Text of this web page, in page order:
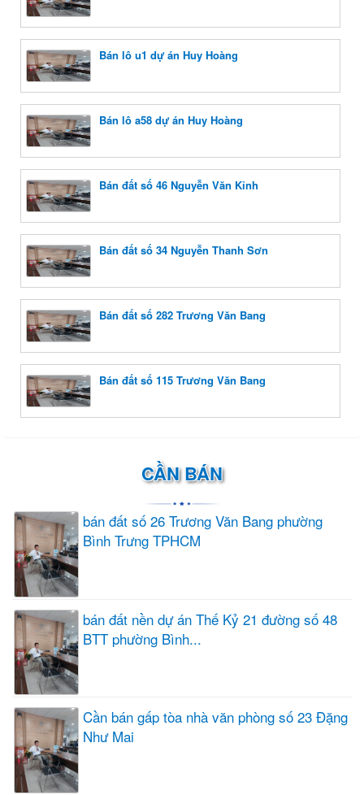
Bán lô u1 dự án Huy Hoàng
Bán lô a58 dự án Huy Hoàng
Bán đất số 46 Nguyễn Văn Kỉnh
Bán đất số 34 Nguyễn Thanh Sơn
Bán đất số 282 Trương Văn Bang
Bán đất số 115 Trương Văn Bang
CẦN BÁN
bán đất số 26 Trương Văn Bang phường
Bình Trưng TPHCM
bán đất nền dự án Thế Kỷ 21 đường số 48
BTT phường Bình...
Cần bán gấp tòa nhà văn phòng số 23 Đặng
Như Mai